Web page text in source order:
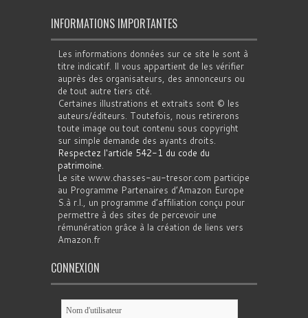
INFORMATIONS IMPORTANTES
Les informations données sur ce site le sont à
titre indicatif. Il vous appartient de les vérifier
auprès des organisateurs, des annonceurs ou
de tout autre tiers cité.
Certaines illustrations et extraits sont © les
auteurs/éditeurs. Toutefois, nous retirerons
toute image ou tout contenu sous copyright
sur simple demande des ayants droits.
Respectez l'article 542-1 du code du
patrimoine.
Le site www.chasses-au-tresor.com participe
au Programme Partenaires d’Amazon Europe
S.à r.l., un programme d’affiliation conçu pour
permettre à des sites de percevoir une
rémunération grâce à la création de liens vers
Amazon.fr
CONNEXION